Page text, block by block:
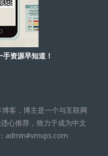
资源早知道！
客，博主是一个与互联网
心推荐，致力于成为中文
admin#vmvps.com